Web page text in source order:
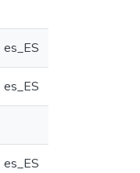
es_ES
es_ES
es_ES